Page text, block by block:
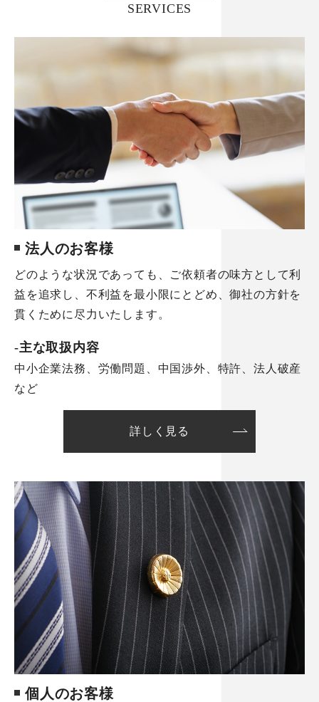
SERVICES
法人のお客様
どのような状況であっても、ご依頼者の味方として利
益を追求し、不利益を最小限にとどめ、御社の方針を
貫くために尽力いたします。
-主な取扱内容
中小企業法務、労働問題、中国渉外、特許、法人破産
など
詳しく見る
個人のお客様